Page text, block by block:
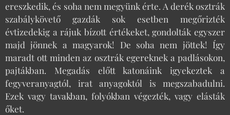
ereszkedik, és soha nem megyünk érte. A derék osztrák
szabálykövető gazdák sok esetben megőrizték
évtizedekig a rájuk bízott értékeket, gondolták egyszer
majd jönnek a magyarok! De soha nem jöttek! Így
maradt ott minden az osztrák egereknek a padlásokon,
pajtákban. Megadás előtt katonáink igyekeztek a
fegyveranyagtól, irat anyagoktól is megszabadulni.
Ezek vagy tavakban, folyókban végezték, vagy elásták
őket.